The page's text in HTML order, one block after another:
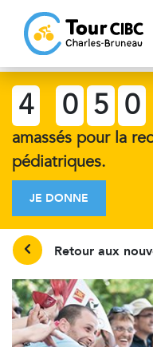
4 0 5 0
amassés pour la
pédiatriques.
JE DONNE
Retour aux